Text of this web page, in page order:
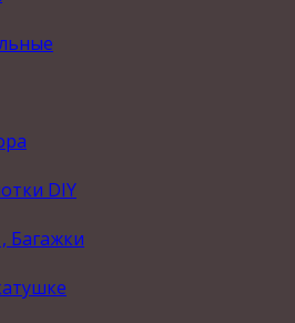
DIY
Багажки